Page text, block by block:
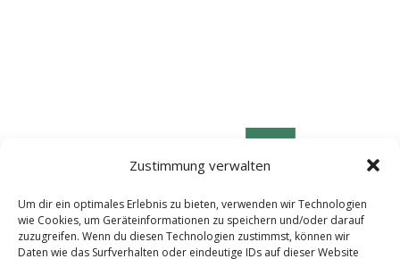
Zustimmung verwalten
Um dir ein optimales Erlebnis zu bieten, verwenden wir Technologien
wie Cookies, um Geräteinformationen zu speichern und/oder darauf
zuzugreifen. Wenn du diesen Technologien zustimmst, können wir
Daten wie das Surfverhalten oder eindeutige IDs auf dieser Website